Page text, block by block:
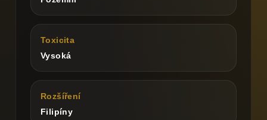
Toxicita
Vysoká
Rozšíření
Filipíny